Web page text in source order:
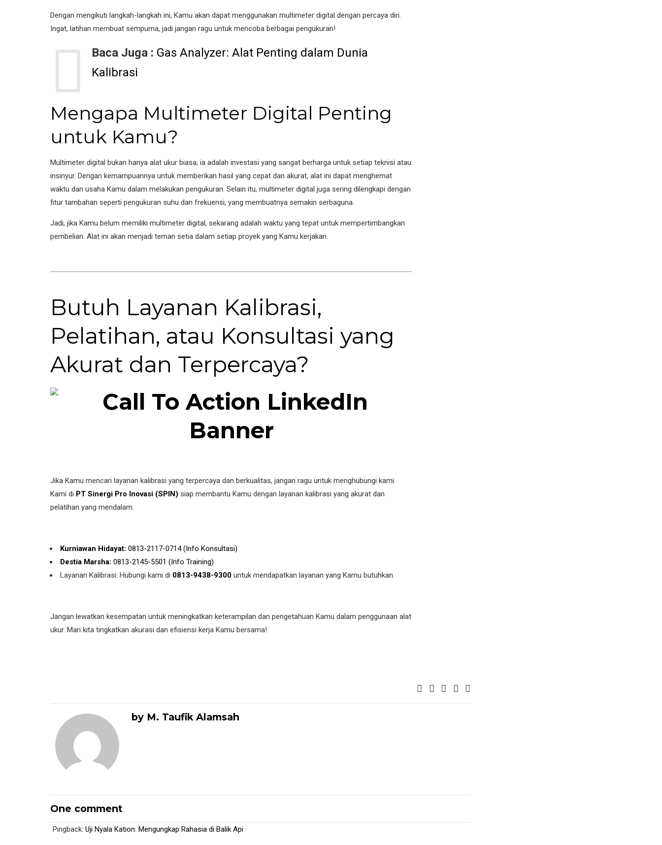
Dengan mengikuti langkah-langkah ini, Kamu akan dapat menggunakan multimeter digital dengan percaya diri.
Ingat, latihan membuat sempurna, jadi jangan ragu untuk mencoba berbagai pengukuran!
Baca Juga : Gas Analyzer: Alat Penting dalam Dunia
Kalibrasi
Mengapa Multimeter Digital Penting
untuk Kamu?
Multimeter digital bukan hanya alat ukur biasa; ia adalah investasi yang sangat berharga untuk setiap teknisi atau
insinyur. Dengan kemampuannya untuk memberikan hasil yang cepat dan akurat, alat ini dapat menghemat
waktu dan usaha Kamu dalam melakukan pengukuran. Selain itu, multimeter digital juga sering dilengkapi dengan
fitur tambahan seperti pengukuran suhu dan frekuensi, yang membuatnya semakin serbaguna.
Jadi, jika Kamu belum memiliki multimeter digital, sekarang adalah waktu yang tepat untuk mempertimbangkan
pembelian. Alat ini akan menjadi teman setia dalam setiap proyek yang Kamu kerjakan.
Butuh Layanan Kalibrasi,
Pelatihan, atau Konsultasi yang
Akurat dan Terpercaya?
Jika Kamu mencari layanan kalibrasi yang terpercaya dan berkualitas, jangan ragu untuk menghubungi kami.
Kami di PT Sinergi Pro Inovasi (SPIN) siap membantu Kamu dengan layanan kalibrasi yang akurat dan
pelatihan yang mendalam.
Kurniawan Hidayat: 0813-2117-0714 (Info Konsultasi)
Destia Marsha: 0813-2145-5501 (Info Training)
Layanan Kalibrasi: Hubungi kami di 0813-9438-9300 untuk mendapatkan layanan yang Kamu butuhkan.
Jangan lewatkan kesempatan untuk meningkatkan keterampilan dan pengetahuan Kamu dalam penggunaan alat
ukur. Mari kita tingkatkan akurasi dan efisiensi kerja Kamu bersama!
by M. Taufik Alamsah
One comment
Pingback: Uji Nyala Kation: Mengungkap Rahasia di Balik Api